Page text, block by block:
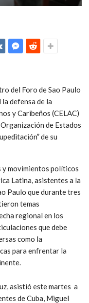
del Foro de Sao Paulo
defensa de la
y Caribeños (CELAC)
de Estados
de su
y movimientos políticos
Latina, asistentes a la
Paulo que durante tres
temas
regional en los
que debe
como la
para enfrentar la
asistió este martes a
de Cuba, Miguel